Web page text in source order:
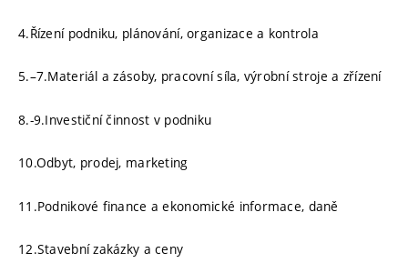
4.Řízení podniku, plánování, organizace a kontrola
5.–7.Materiál a zásoby, pracovní síla, výrobní stroje a zřízení
8.-9.Investiční činnost v podniku
10.Odbyt, prodej, marketing
11.Podnikové finance a ekonomické informace, daně
12.Stavební zakázky a ceny